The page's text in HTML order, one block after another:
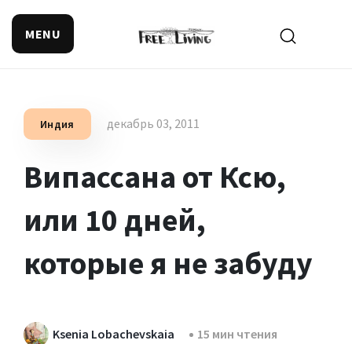
MENU
Индия декабрь 03, 2011
Випассана от Ксю,
или 10 дней,
которые я не забуду
Ksenia Lobachevskaia 15 мин чтения